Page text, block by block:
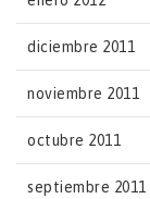
diciembre 2011
noviembre 2011
octubre 2011
septiembre 2011